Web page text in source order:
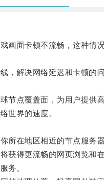
面卡顿不流畅，这种情
解决网络延迟和卡顿的
点覆盖面，为用户提供高
世界的速度。
在地区相近的节点服务
得更流畅的网页浏览和在
务。